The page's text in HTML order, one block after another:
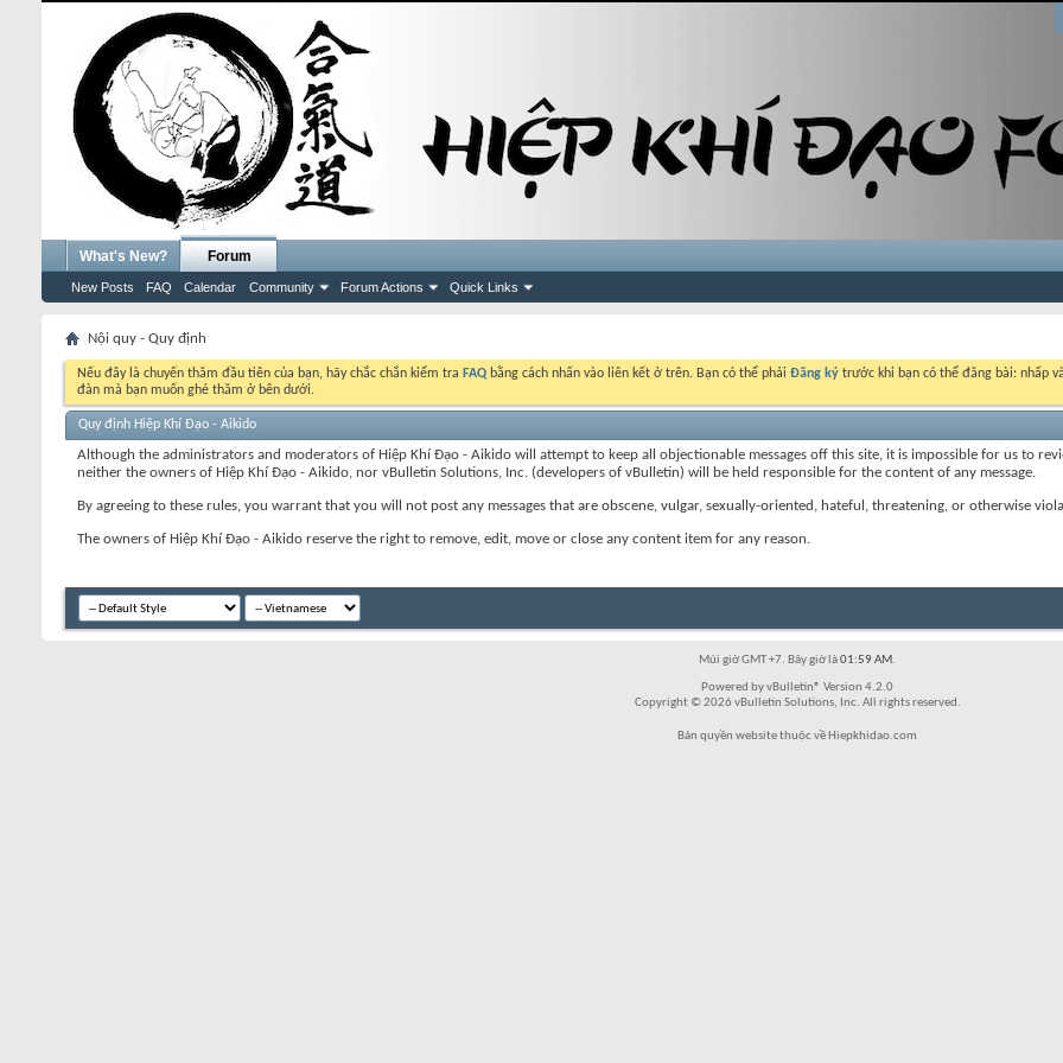
What's New? Forum
New Posts FAQ Calendar Community Forum Actions Quick Links
Nội quy - Quy định
Nếu đây là chuyến thăm đầu tiên của bạn, hãy chắc chắn kiểm tra FAQ bằng cách nhấn vào liên kết ở trên. Bạn có thể phải Đăng ký trước khi bạn có thể đăng bài: nhấp
đàn mà bạn muốn ghé thăm ở bên dưới.
Quy định Hiệp Khí Đạo - Aikido
Although the administrators and moderators of Hiệp Khí Đạo - Aikido will attempt to keep all objectionable messages off this site, it is impossible for us to
neither the owners of Hiệp Khí Đạo - Aikido, nor vBulletin Solutions, Inc. (developers of vBulletin) will be held responsible for the content of any message.
By agreeing to these rules, you warrant that you will not post any messages that are obscene, vulgar, sexually-oriented, hateful, threatening, or otherwise
The owners of Hiệp Khí Đạo - Aikido reserve the right to remove, edit, move or close any content item for any reason.
Múi giờ GMT +7. Bây giờ là01:59 AM.
Powered by vBulletin® Version 4.2.0
Copyright © 2026 vBulletin Solutions, Inc. All rights reserved.
Bản quyền website thuộc về Hiepkhidao.com